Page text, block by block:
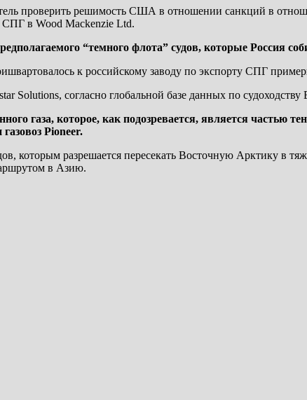
проверить решимость США в отношении санкций в
СПГ в Wood Mackenzie Ltd.
“темного флота” судов, которые Россия
к российскому заводу по экспорту СПГ
Solutions, согласно глобальной базе данных по судоходству
газа, которое, как подозревается, является частью
Pioneer.
которым разрешается пересекать Восточную Арктику в
в Азию.